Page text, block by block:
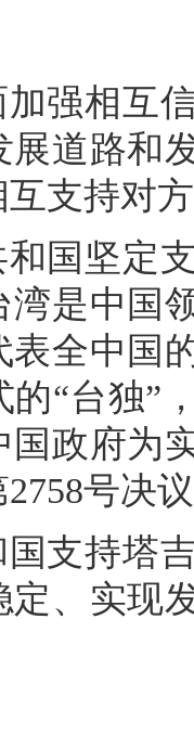
强相互
展道路和
支持对
国坚定
湾是中国
表全中国
的“台独”
国政府为
号决
支持塔
定、实现